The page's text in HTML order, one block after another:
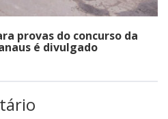
provas do concurso da
é divulgado